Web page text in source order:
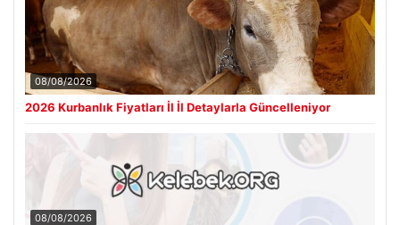
08/08/2026
2026 Kurbanlık Fiyatları İl İl Detaylarla Güncelleniyor
08/08/2026